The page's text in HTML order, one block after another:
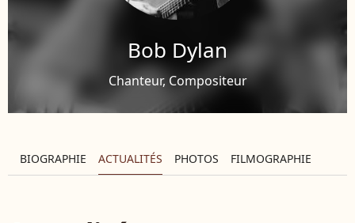
Bob Dylan
Chanteur, Compositeur
BIOGRAPHIE ACTUALITÉS PHOTOS FILMOGRAPHIE